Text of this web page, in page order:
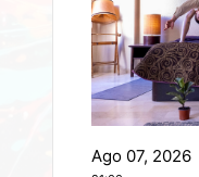
Ago 07, 2026